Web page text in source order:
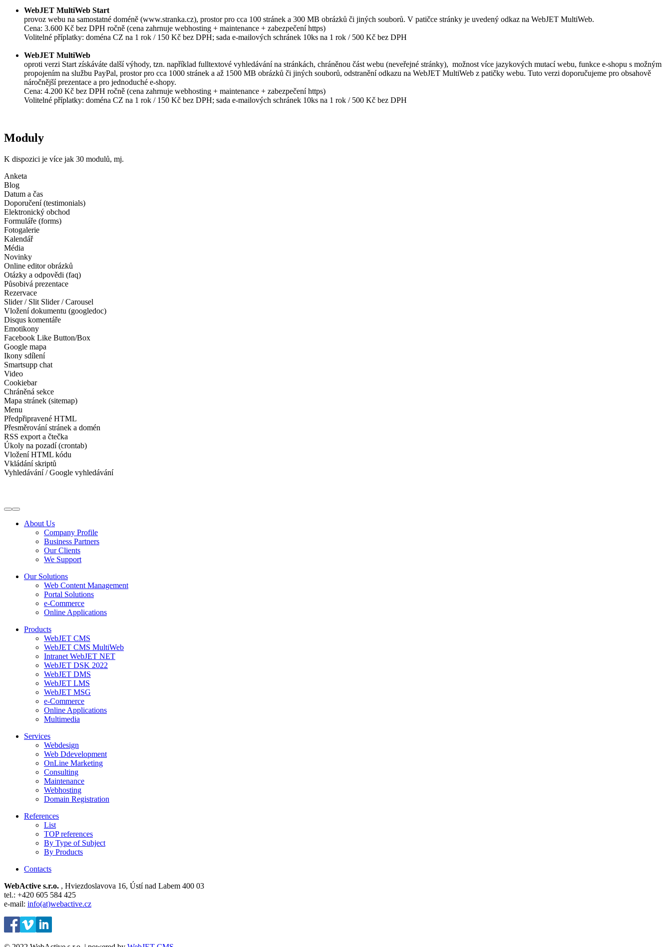
WebJET MultiWeb Start
provoz webu na samostatné doméně (www.stranka.cz), prostor pro cca 100 stránek a 300 MB obrázků či jiných souborů. V patičce stránky je uvedený odkaz na WebJET MultiWeb.
Cena: 3.600 Kč bez DPH ročně (cena zahrnuje webhosting + maintenance + zabezpečení https)
Volitelné příplatky: doména CZ na 1 rok / 150 Kč bez DPH; sada e-mailových schránek 10ks na 1 rok / 500 Kč bez DPH
WebJET MultiWeb
oproti verzi Start získáváte další výhody, tzn. například fulltextové vyhledávání na stránkách, chráněnou část webu (neveřejné stránky), možnost více jazykových mutací webu, funkce e-shopu s možným
propojením na službu PayPal, prostor pro cca 1000 stránek a až 1500 MB obrázků či jiných souborů, odstranění odkazu na WebJET MultiWeb z patičky webu. Tuto verzi doporučujeme pro obsahově
náročnější prezentace a pro jednoduché e-shopy.
Cena: 4.200 Kč bez DPH ročně (cena zahrnuje webhosting + maintenance + zabezpečení https)
Volitelné příplatky: doména CZ na 1 rok / 150 Kč bez DPH; sada e-mailových schránek 10ks na 1 rok / 500 Kč bez DPH
Moduly
K dispozici je více jak 30 modulů, mj.
Anketa
Blog
Datum a čas
Doporučení (testimonials)
Elektronický obchod
Formuláře (forms)
Fotogalerie
Kalendář
Média
Novinky
Online editor obrázků
Otázky a odpovědi (faq)
Působivá prezentace
Rezervace
Slider / Slit Slider / Carousel
Vložení dokumentu (googledoc)
Disqus komentáře
Emotikony
Facebook Like Button/Box
Google mapa
Ikony sdílení
Smartsupp chat
Video
Cookiebar
Chráněná sekce
Mapa stránek (sitemap)
Menu
Předpřipravené HTML
Přesměrování stránek a domén
RSS export a čtečka
Úkoly na pozadí (crontab)
Vložení HTML kódu
Vkládání skriptů
Vyhledávání / Google vyhledávání
About Us
Company Profile
Business Partners
Our Clients
We Support
Our Solutions
Web Content Management
Portal Solutions
e-Commerce
Online Applications
Products
WebJET CMS
WebJET CMS MultiWeb
Intranet WebJET NET
WebJET DSK 2022
WebJET DMS
WebJET LMS
WebJET MSG
e-Commerce
Online Applications
Multimedia
Services
Webdesign
Web Ddevelopment
OnLine Marketing
Consulting
Maintenance
Webhosting
Domain Registration
References
List
TOP references
By Type of Subject
By Products
Contacts
WebActive s.r.o. , Hviezdoslavova 16, Ústí nad Labem 400 03
tel.: +420 605 584 425
e-mail: info(at)webactive.cz